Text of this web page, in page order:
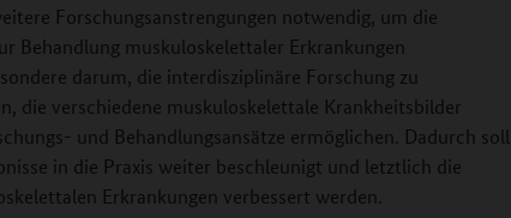
Forschungsanstrengungen notwendig, um die
Behandlung muskuloskelettaler Erkrankungen
darum, die interdisziplinäre Forschung zu
die verschiedene muskuloskelettale Krankheitsbilder
und Behandlungsansätze ermög­lichen. Dadurch soll
in die Praxis weiter beschleunigt und letztlich die
Erkrankungen verbessert werden.